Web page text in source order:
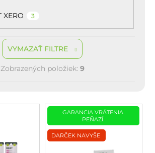
XERO 3
VYMAZAŤ FILTRE
Zobrazených položiek: 9
GARANCIA VRÁTENIA
PEŇAZÍ
DARČEK NAVYŠE